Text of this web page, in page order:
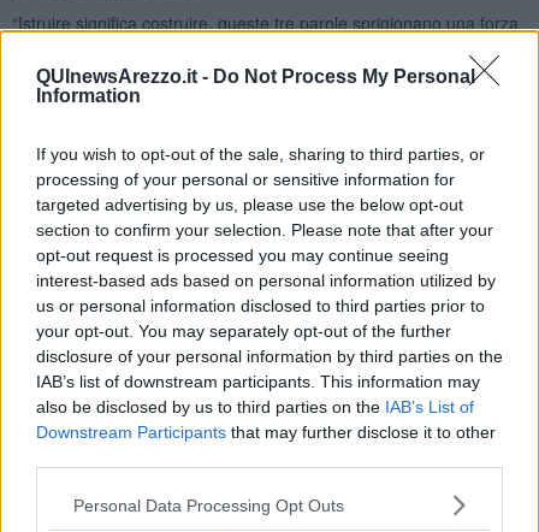
QUInewsArezzo.it - Do Not Process My Personal
Information
If you wish to opt-out of the sale, sharing to third parties, or
processing of your personal or sensitive information for
targeted advertising by us, please use the below opt-out
section to confirm your selection. Please note that after your
opt-out request is processed you may continue seeing
interest-based ads based on personal information utilized by
us or personal information disclosed to third parties prior to
your opt-out. You may separately opt-out of the further
disclosure of your personal information by third parties on the
IAB’s list of downstream participants. This information may
also be disclosed by us to third parties on the IAB’s List of
Downstream Participants that may further disclose it to other
Personal Data Processing Opt Outs
“Istruire significa costruire, queste tre parole sprigionano una forza
associazione alla scuola dell’infanzia Giuseppe Meacci di Rigutino –
spiega ilPresidente di Coldiretti Arezzo Lidia Castellucci
della scuola cristiano-sociale come recita lo statuto confederale
nazionale, è nostro dovere nel territorio, rispondere in maniera
concreta a situazioni delicate che si sono venute a creare negli
ultimi mesi anche a seguito degli effetti generati dalla pandemia in
corso”
“Questa iniziativa si va ad aggiungere alle tante messe in campo
nell’ambito del progetto 'Spesa sospesa'– ha concluso
Castellucci - hanno creato un sistema di solidarietà nel nostro
territorio, partendo proprio dalla fonte primaria di sostentamento
che è il cibo che dona la vita; abbiamo voluto dare un segno
tangibile della solidarietà degli agricoltori anche in questo contesto”
“Prosegue con singolare impegno l'attività della scuola paritaria